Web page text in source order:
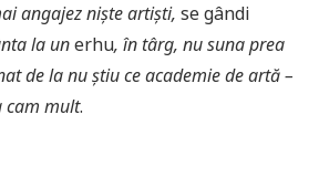
angajez niște artiști, se gândi
la unerhu, în târg, nu suna prea
de la nu știu ce academie de artă –
cam mult.